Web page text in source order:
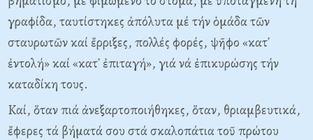
γραφίδα, ταυτίστηκες ἀπόλυτα μέ τήν ὁμάδα τῶν
σταυρωτῶν καί ἔρριξες, πολλές φορές, ψῆφο «κατ᾽
ἐντολή» καί «κατ᾽ ἐπιταγή», γιά νά ἐπικυρώσης τήν
καταδίκη τους.
Kαί, ὅταν πιά ἀνεξαρτοποιήθηκες, ὅταν, θριαμβευτικά,
ἔφερες τά βήματά σου στά σκαλοπάτια τοῦ πρώτου